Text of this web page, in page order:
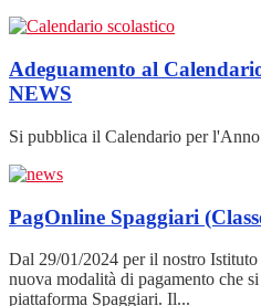
Adeguamento al
NEWS
Si pubblica il Calendario per
PagOnline Spaggiari
Dal 29/01/2024 per il nostro
nuova modalità di pagamento che
piattaforma Spaggiari. Il...